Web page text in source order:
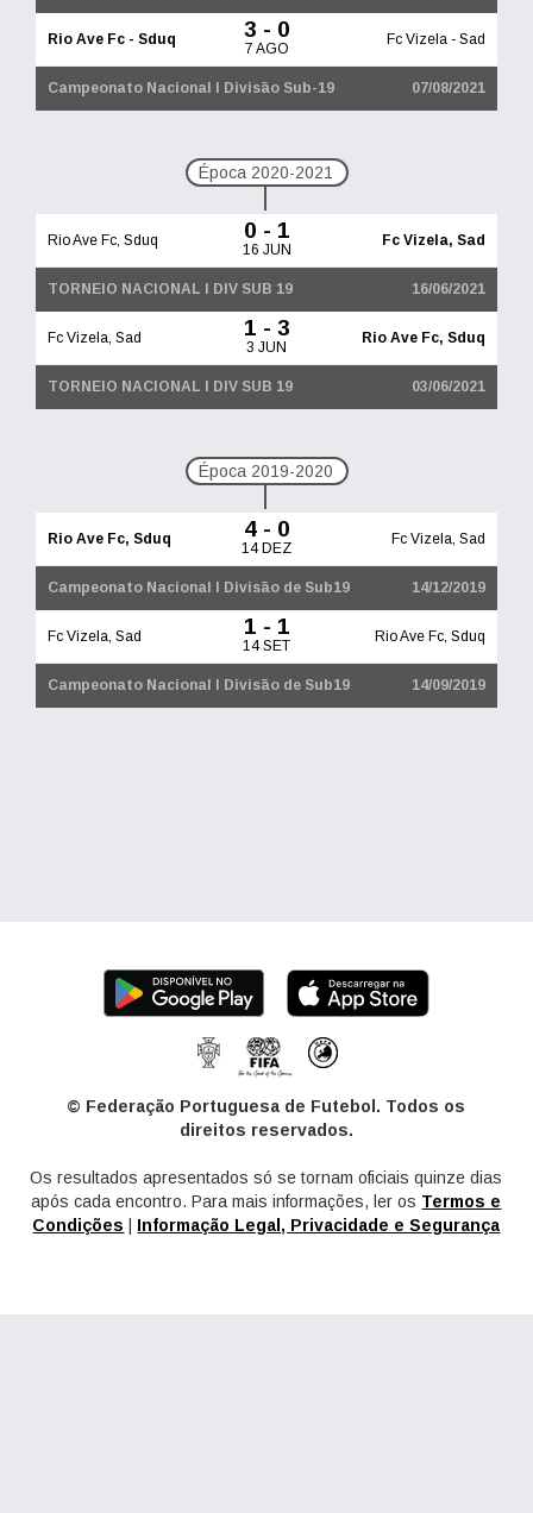
Rio Ave Fc - Sduq 3 - 0
7 AGO
Fc Vizela - Sad
Campeonato Nacional I Divisão Sub-19 07/08/2021
Época 2020-2021
Rio Ave Fc, Sduq 0 - 1
16 JUN
Fc Vizela, Sad
TORNEIO NACIONAL I DIV SUB 19 16/06/2021
Fc Vizela, Sad 1 - 3
3 JUN
Rio Ave Fc, Sduq
TORNEIO NACIONAL I DIV SUB 19 03/06/2021
Época 2019-2020
Rio Ave Fc, Sduq 4 - 0
14 DEZ
Fc Vizela, Sad
Campeonato Nacional I Divisão de Sub19 14/12/2019
Fc Vizela, Sad 1 - 1
14 SET
Rio Ave Fc, Sduq
Campeonato Nacional I Divisão de Sub19 14/09/2019
© Federação Portuguesa de Futebol. Todos os
direitos reservados.
Os resultados apresentados só se tornam oficiais quinze dias
após cada encontro. Para mais informações, ler os Termos e
Condições
Informação Legal, Privacidade e Segurança